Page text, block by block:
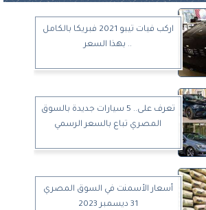
اركب فيات تيبو 2021 فبريكا بالكامل
.. بهذا السعر
تعرف على.. 5 سيارات جديدة بالسوق
المصري تباع بالسعر الرسمي
أسعار الأسمنت في السوق المصري
31 ديسمبر 2023